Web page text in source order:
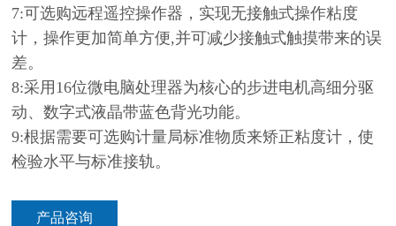
7:可选购远程遥控操作器，实现无接触式操作粘度
计，操作更加简单方便,并可减少接触式触摸带来的误
差。
8:采用16位微电脑处理器为核心的步进电机高细分驱
动、数字式液晶带蓝色背光功能。
9:根据需要可选购计量局标准物质来矫正粘度计，使
检验水平与标准接轨。
产品咨询